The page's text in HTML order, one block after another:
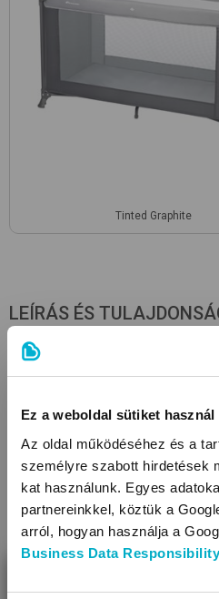
Ez a weboldal sütiket használ
Az oldal működéséhez és a
személyre szabott hirdetések
kat használunk. Egyes
partnereinkkel, köztük a
arról, hogyan használja a
Business Data Responsibility
Tinted Graphite
LEÍRÁS ÉS
Tulajdonságok
Könnyen összecsukható,
Súlya (kg): 7,8
A huzat tisztítása: közvetlen
Terhelhetősége (max. kg): 15
Mérete összecsukva -
Ajánlott kor (év): 0+
Felszereltsége: hordtáska